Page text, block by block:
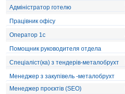
Адміністратор готелю
Працівник офісу
Оператор 1c
Помощник руководителя отдела
Спеціаліст(ка) з тендерів-металобрухт
Менеджер з закупівель -металобрухт
Менеджер проєктів (SEO)